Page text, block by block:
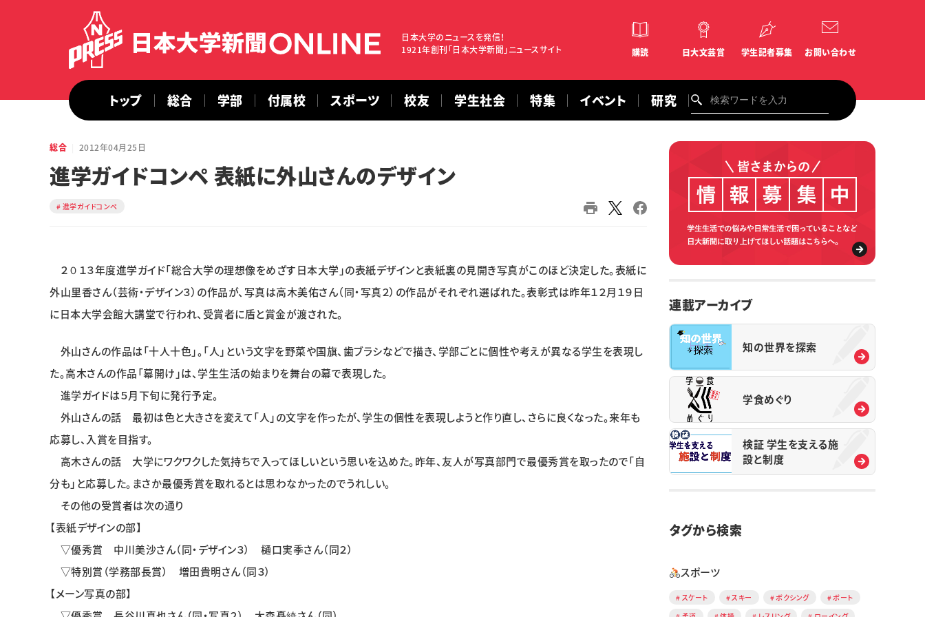
日本大学のニュースを発信！
1921年創刊「日本大学新聞」ニュースサイト
購読 日大文芸賞 学生記者募集 お問い合わせ
トップ 総合 学部 付属校 スポーツ 校友 学生社会 特集 イベント 研究
総合 2012年04月25日
進学ガイドコンペ 表紙に外山さんのデザイン
進学ガイドコンペ
２０１３年度進学ガイド「総合大学の理想像をめざす日本大学」の表紙デザインと表紙裏の見開き写真がこのほど決定した。表紙に
外山里香さん（芸術・デザイン３）の作品が、写真は高木美佑さん（同・写真２）の作品がそれぞれ選ばれた。表彰式は昨年１２月１９日
に日本大学会館大講堂で行われ、受賞者に盾と賞金が渡された。
外山さんの作品は「十人十色」。「人」という文字を野菜や国旗、歯ブラシなどで描き、学部ごとに個性や考えが異なる学生を表現し
た。高木さんの作品「幕開け」は、学生生活の始まりを舞台の幕で表現した。
進学ガイドは５月下旬に発行予定。
外山さんの話 最初は色と大きさを変えて「人」の文字を作ったが、学生の個性を表現しようと作り直し、さらに良くなった。来年も
応募し、入賞を目指す。
高木さんの話 大学にワクワクした気持ちで入ってほしいという思いを込めた。昨年、友人が写真部門で最優秀賞を取ったので「自
分も」と応募した。まさか最優秀賞を取れるとは思わなかったのでうれしい。
その他の受賞者は次の通り
【表紙デザインの部】
▽優秀賞 中川美沙さん（同・デザイン３） 樋口実季さん（同２）
▽特別賞（学務部長賞） 増田貴明さん（同３）
【メーン写真の部】
連載アーカイブ
知の世界を探索
学食めぐり
検証 学生を支える施
設と制度
タグから検索
スポーツ
スケート スキー ボクシング
ボート